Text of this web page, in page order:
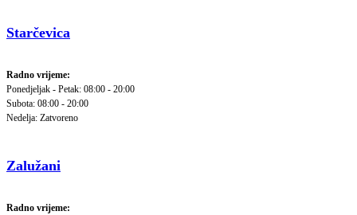
Starčevica
Radno vrijeme:
Ponedjeljak - Petak: 08:00 - 20:00
Subota: 08:00 - 20:00
Nedelja: Zatvoreno
Zalužani
Radno vrijeme: